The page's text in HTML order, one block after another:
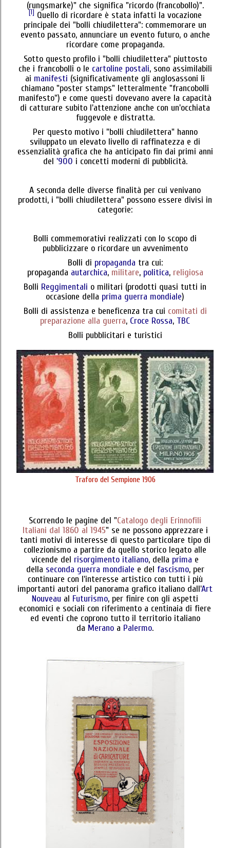
(rungsmarke)" che significa "ricordo (francobollo)".
[1] Quello di ricordare è stata infatti la vocazione
principale dei "bolli chiudilettera": commemorare un
evento passato, annunciare un evento futuro, o anche
ricordare come propaganda.
Sotto questo profilo i "bolli chiudilettera" piuttosto
che i francobolli o le cartoline postali, sono assimilabili
ai manifesti (significativamente gli anglosassoni li
chiamano "poster stamps" letteralmente "francobolli
manifesto") e come questi dovevano avere la capacità
di catturare subito l'attenzione anche con un'occhiata
fuggevole e distratta.
Per questo motivo i "bolli chiudilettera" hanno
sviluppato un elevato livello di raffinatezza e di
essenzialità grafica che ha anticipato fin dai primi anni
del '900 i concetti moderni di pubblicità.
A seconda delle diverse finalità per cui venivano
prodotti, i "bolli chiudilettera" possono essere divisi in
categorie:
Bolli commemorativi realizzati con lo scopo di
pubblicizzare o ricordare un avvenimento
Bolli di propaganda tra cui:
propaganda autarchica, militare, politica, religiosa
Bolli Reggimentali o militari (prodotti quasi tutti in
occasione della prima guerra mondiale)
Bolli di assistenza e beneficenza tra cui comitati di
preparazione alla guerra, Croce Rossa, TBC
Bolli pubblicitari e turistici
Traforo del Sempione 1906
Scorrendo le pagine del "Catalogo degli Erinnofili
Italiani dal 1860 al 1945" se ne possono apprezzare i
tanti motivi di interesse di questo particolare tipo di
collezionismo a partire da quello storico legato alle
vicende del risorgimento italiano, della prima e
della seconda guerra mondiale e del fascismo, per
continuare con l'interesse artistico con tutti i più
importanti autori del panorama grafico italiano dall'Art
Nouveau al Futurismo, per finire con gli aspetti
economici e sociali con riferimento a centinaia di fiere
ed eventi che coprono tutto il territorio italiano
da Merano a Palermo.